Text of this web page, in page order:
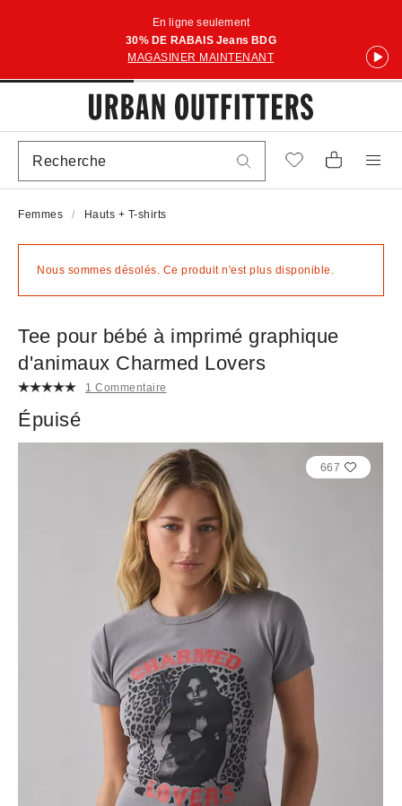
En ligne seulement
30% DE RABAIS Jeans BDG
MAGASINER MAINTENANT
Femmes Hauts + T-shirts
Nous sommes désolés. Ce produit n'est plus disponible.
Tee pour bébé à imprimé graphique
d'animaux Charmed Lovers
1 Commentaire
Épuisé
667